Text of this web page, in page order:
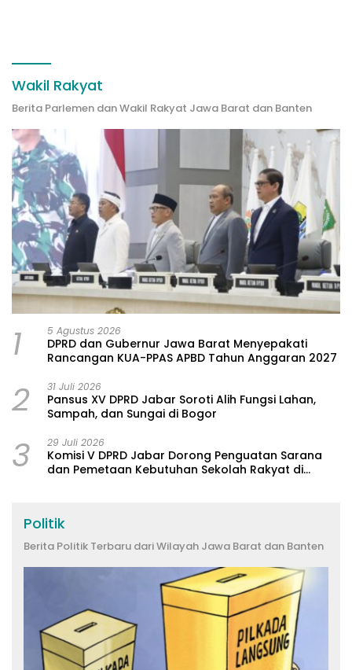
Wakil Rakyat
Berita Parlemen dan Wakil Rakyat Jawa Barat dan Banten
1 5 Agustus 2026
DPRD dan Gubernur Jawa Barat Menyepakati
Rancangan KUA-PPAS APBD Tahun Anggaran 2027
2 31 Juli 2026
Pansus XV DPRD Jabar Soroti Alih Fungsi Lahan,
Sampah, dan Sungai di Bogor
3 29 Juli 2026
Komisi V DPRD Jabar Dorong Penguatan Sarana
dan Pemetaan Kebutuhan Sekolah Rakyat di
Politik
Berita Politik Terbaru dari Wilayah Jawa Barat dan Banten